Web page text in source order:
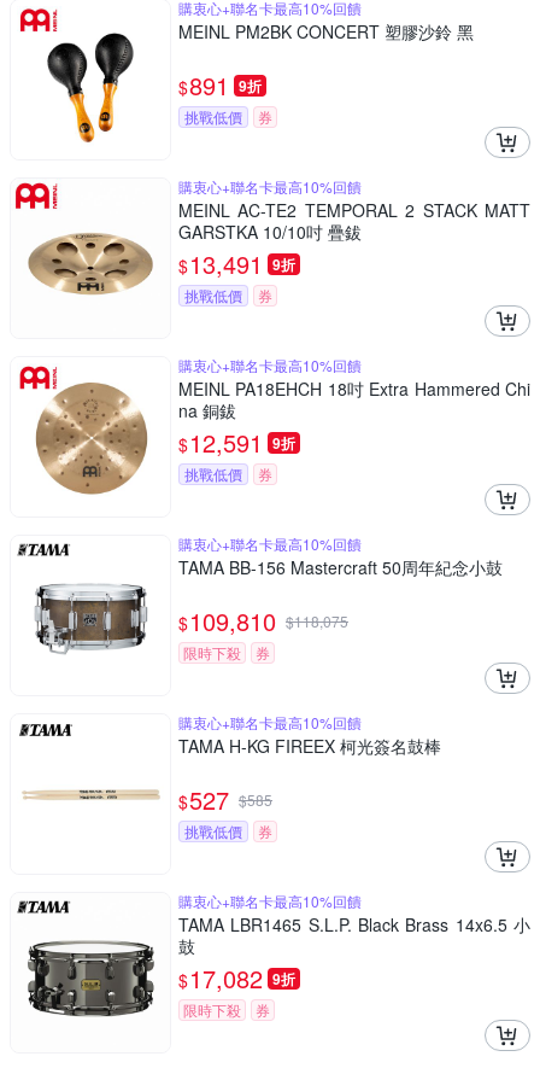
購衷心+聯名卡最高10%回饋
MEINL PM2BK CONCERT 塑膠沙鈴 黑
$891 9折
挑戰低價 券
購衷心+聯名卡最高10%回饋
MEINL AC-TE2 TEMPORAL 2 STACK MATT
GARSTKA 10/10吋 疊鈸
$13,491 9折
挑戰低價 券
購衷心+聯名卡最高10%回饋
MEINL PA18EHCH 18吋 Extra Hammered Chi
na 銅鈸
$12,591 9折
挑戰低價 券
購衷心+聯名卡最高10%回饋
TAMA BB-156 Mastercraft 50周年紀念小鼓
$109,810 $118,075
限時下殺
券
購衷心+聯名卡最高10%回饋
TAMA H-KG FIREEX 柯光簽名鼓棒
$527 $585
挑戰低價
券
購衷心+聯名卡最高10%回饋
TAMA LBR1465 S.L.P. Black Brass 14x6.5 小
鼓
$17,082 9折
限時下殺 券